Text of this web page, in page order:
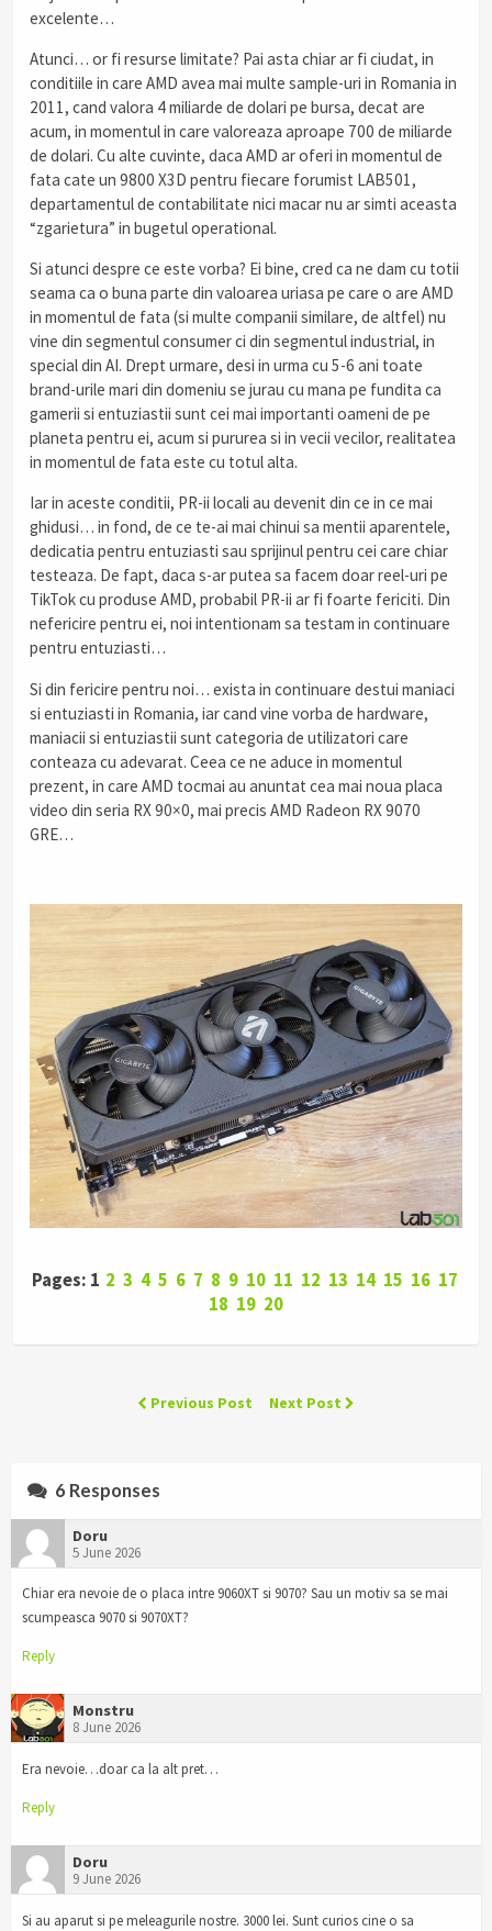
excelente…
Atunci… or fi resurse limitate? Pai asta chiar ar fi ciudat, in
conditiile in care AMD avea mai multe sample-uri in Romania in
2011, cand valora 4 miliarde de dolari pe bursa, decat are
acum, in momentul in care valoreaza aproape 700 de miliarde
de dolari. Cu alte cuvinte, daca AMD ar oferi in momentul de
fata cate un 9800 X3D pentru fiecare forumist LAB501,
departamentul de contabilitate nici macar nu ar simti aceasta
“zgarietura” in bugetul operational.
Si atunci despre ce este vorba? Ei bine, cred ca ne dam cu totii
seama ca o buna parte din valoarea uriasa pe care o are AMD
in momentul de fata (si multe companii similare, de altfel) nu
vine din segmentul consumer ci din segmentul industrial, in
special din AI. Drept urmare, desi in urma cu 5-6 ani toate
brand-urile mari din domeniu se jurau cu mana pe fundita ca
gamerii si entuziastii sunt cei mai importanti oameni de pe
planeta pentru ei, acum si pururea si in vecii vecilor, realitatea
in momentul de fata este cu totul alta.
Iar in aceste conditii, PR-ii locali au devenit din ce in ce mai
ghidusi… in fond, de ce te-ai mai chinui sa mentii aparentele,
dedicatia pentru entuziasti sau sprijinul pentru cei care chiar
testeaza. De fapt, daca s-ar putea sa facem doar reel-uri pe
TikTok cu produse AMD, probabil PR-ii ar fi foarte fericiti. Din
nefericire pentru ei, noi intentionam sa testam in continuare
pentru entuziasti…
Si din fericire pentru noi… exista in continuare destui maniaci
si entuziasti in Romania, iar cand vine vorba de hardware,
maniacii si entuziastii sunt categoria de utilizatori care
conteaza cu adevarat. Ceea ce ne aduce in momentul
prezent, in care AMD tocmai au anuntat cea mai noua placa
video din seria RX 90×0, mai precis AMD Radeon RX 9070
GRE…
Pages: 1 2 3 4 5 6 7 8 9 10 11 12 13 14 15 16 17
18 19 20
Previous Post Next Post
6 Responses
Doru
5 June 2026
Chiar era nevoie de o placa intre 9060XT si 9070? Sau un motiv sa se mai
scumpeasca 9070 si 9070XT?
Reply
Monstru
8 June 2026
Era nevoie…doar ca la alt pret…
Reply
Doru
9 June 2026
Si au aparut si pe meleagurile nostre. 3000 lei. Sunt curios cine o sa